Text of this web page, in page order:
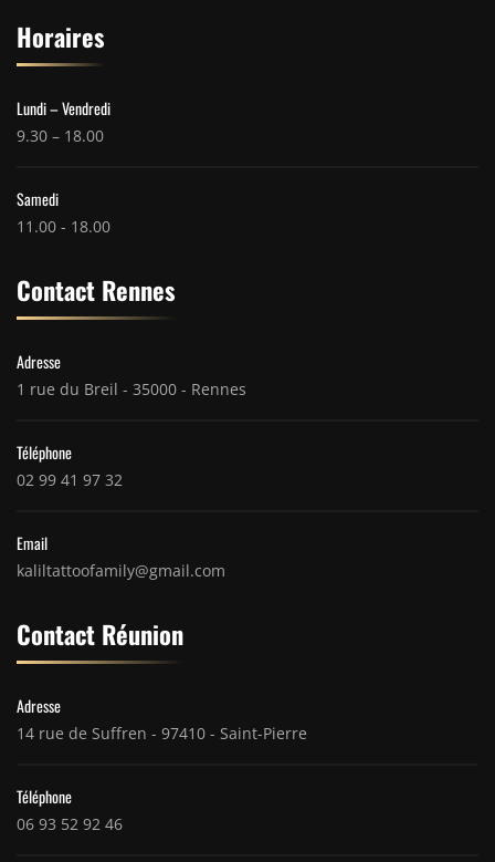
Horaires
Lundi – Vendredi
9.30 – 18.00
Samedi
11.00 - 18.00
Contact Rennes
Adresse
1 rue du Breil - 35000 - Rennes
Téléphone
02 99 41 97 32
Email
kaliltattoofamily@gmail.com
Contact Réunion
Adresse
14 rue de Suffren - 97410 - Saint-Pierre
Téléphone
06 93 52 92 46